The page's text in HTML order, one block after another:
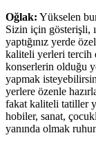
Oğlak: Yükselen
Sizin için gösterişli,
yaptığınız yerde
kaliteli yerleri tercih
konserlerin olduğu
yapmak
yerlere özenle
fakat kaliteli tatiller
hobiler, sanat,
yanında olmak